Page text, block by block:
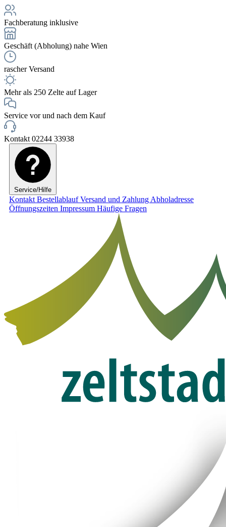
Fachberatung inklusive
Geschäft (Abholung) nahe Wien
rascher Versand
Mehr als 250 Zelte auf Lager
Service vor und nach dem Kauf
Kontakt 02244 33938
Service/Hilfe
Kontakt BestellablaufVersand und Zahlung Abholadresse
Öffnungszeiten Impressum Häufige Fragen